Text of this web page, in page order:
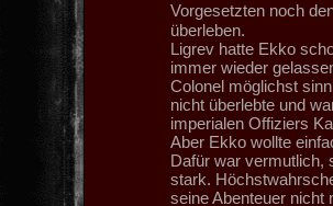
Vorgesetzten noch
überleben.
Ligrev hatte Ekko
immer wieder
Colonel möglichst
nicht überlebte und
imperialen Offiziers
Aber Ekko wollte
Dafür war vermutlich,
stark.
seine Abenteuer nicht